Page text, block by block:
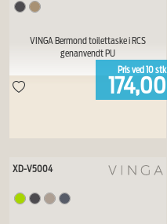
VINGA Bermond toilettaske i RCS
genanvendt PU
Pris ved 10stk
174,00
XD-V5004